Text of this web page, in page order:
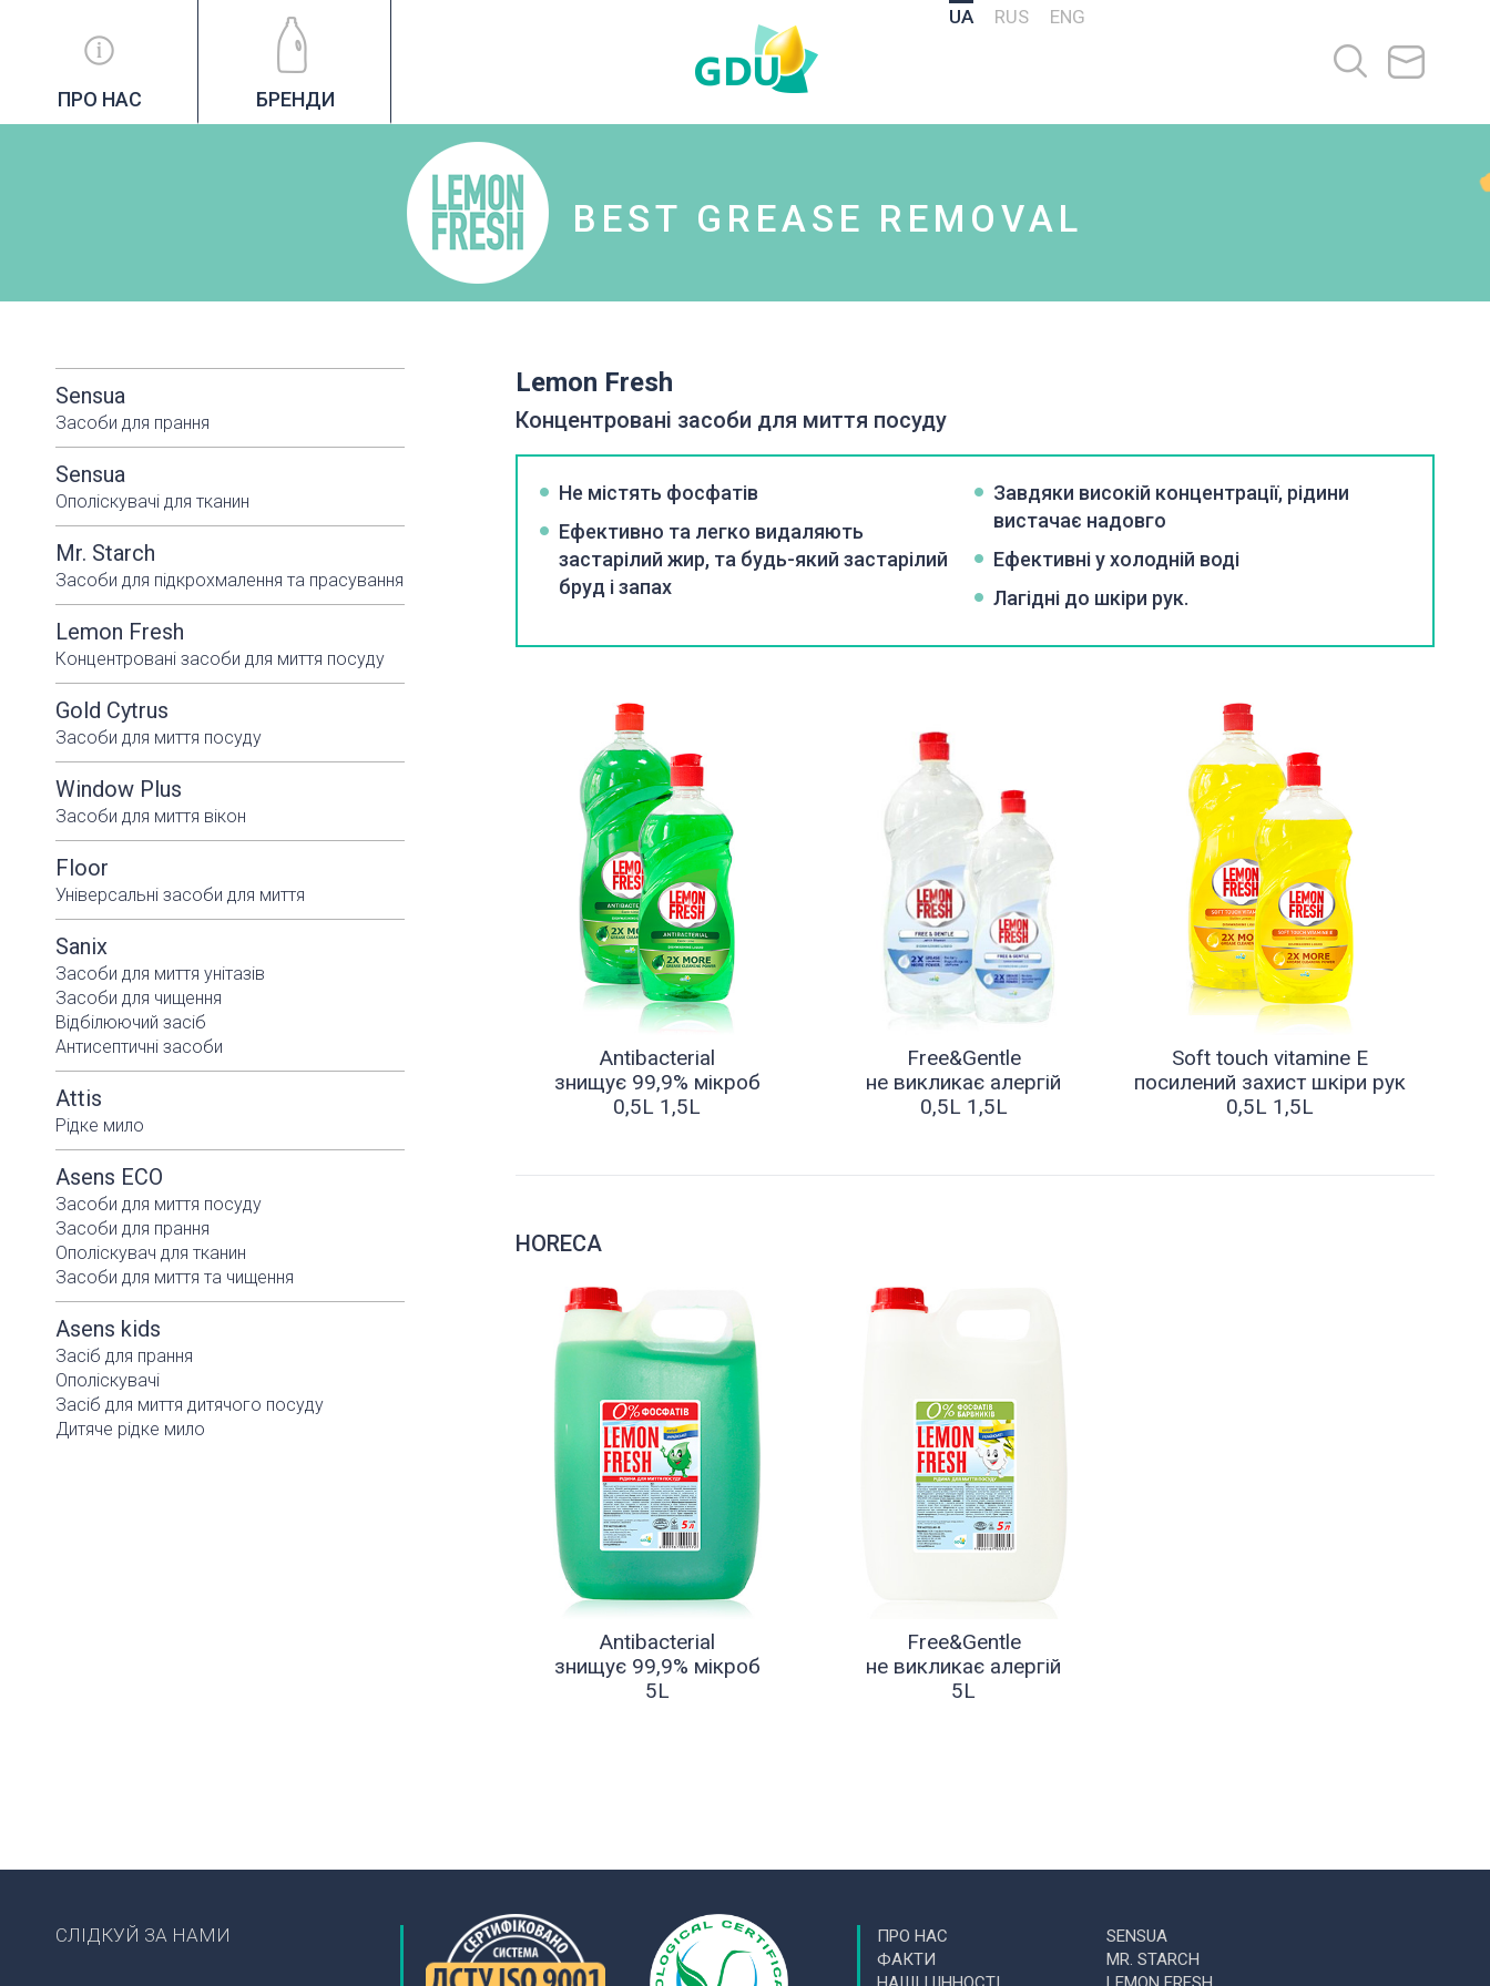
UA RUS ENG
ПРО НАС БРЕНДИ
BEST GREASE REMOVAL
Sensua
Засоби для прання
Sensua
Ополіскувачі для тканин
Mr. Starch
Засоби для підкрохмалення та прасування
Lemon Fresh
Концентровані засоби для миття посуду
Gold Cytrus
Засоби для миття посуду
Window Plus
Засоби для миття вікон
Floor
Універсальні засоби для миття
Sanix
Засоби для миття унітазів
Засоби для чищення
Відбілюючий засіб
Антисептичні засоби
Attis
Рідке мило
Asens ECO
Засоби для миття посуду
Засоби для прання
Ополіскувач для тканин
Засоби для миття та чищення
Asens kids
Засіб для прання
Ополіскувачі
Засіб для миття дитячого посуду
Дитяче рідке мило
Lemon Fresh
Концентровані засоби для миття посуду
Не містять фосфатів
Ефективно та легко видаляють
застарілий жир, та будь-який застарілий
бруд i запах
Завдяки високій концентрації, рідини
вистачає надовго
Ефективні у холодній воді
Лагідні до шкіри рук.
Antibacterial
знищує 99,9% мікроб
0,5L 1,5L
Free&Gentle
не викликає алергій
0,5L 1,5L
Soft touch vitamine E
посилений захист шкіри рук
0,5L 1,5L
HORECA
Antibacterial
знищує 99,9% мікроб
5L
Free&Gentle
не викликає алергій
5L
СЛІДКУЙ ЗА НАМИ
ПРО НАС
ФАКТИ
SENSUA
MR. STARCH